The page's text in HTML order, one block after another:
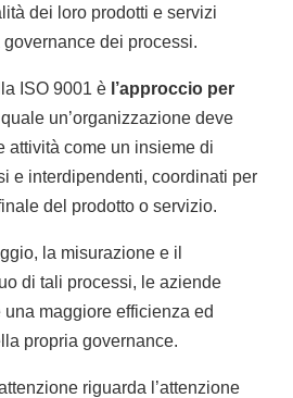
dei loro prodotti e servizi
dei processi.
ISO 9001 è l’approccio per
un’organizzazione deve
attività come un insieme di
e interdipendenti, coordinati per
del prodotto o servizio.
la misurazione e il
di tali processi, le aziende
maggiore efficienza ed
propria governance.
riguarda l’attenzione